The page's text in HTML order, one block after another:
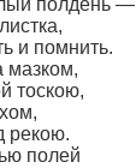
полдень —
и помнить.
мазком,
тоскою,
рекою.
полей